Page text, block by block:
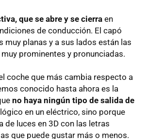
que se abre y se cierra en
de conducción. El capó
muy planas y a sus lados están las
prominentes y pronunciadas.
coche que más cambia respecto a
conocido hasta ahora es la
no haya ningún tipo de salida de
en un eléctrico, sino porque
de luces en 3D con las letras
que puede gustar más o menos.